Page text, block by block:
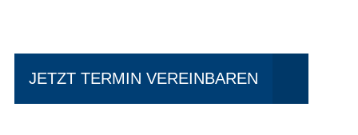
JETZT TERMIN VEREINBAREN